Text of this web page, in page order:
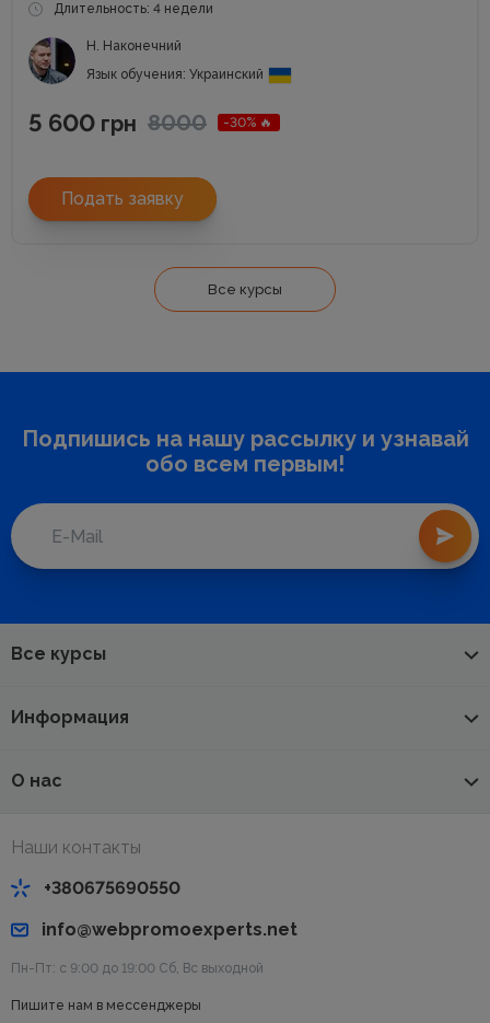
Длительность: 4 недели
Н. Наконечний
Язык обучения: Украинский
5 600 грн 8000 -30% 🔥
Подать заявку
Все курсы
Подпишись на нашу рассылку и узнавай
обо всем первым!
Все курсы
Информация
О нас
Наши контакты
+380675690550
info@webpromoexperts.net
Пн-Пт: с 9:00 до 19:00 Cб, Вс выходной
Пишите нам в мессенджеры